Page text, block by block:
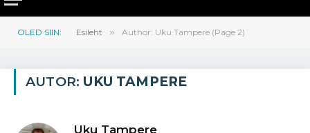
OLED SIIN: Esileht » Author: Uku Tampere (Page 2)
AUTOR: UKU TAMPERE
Uku Tampere